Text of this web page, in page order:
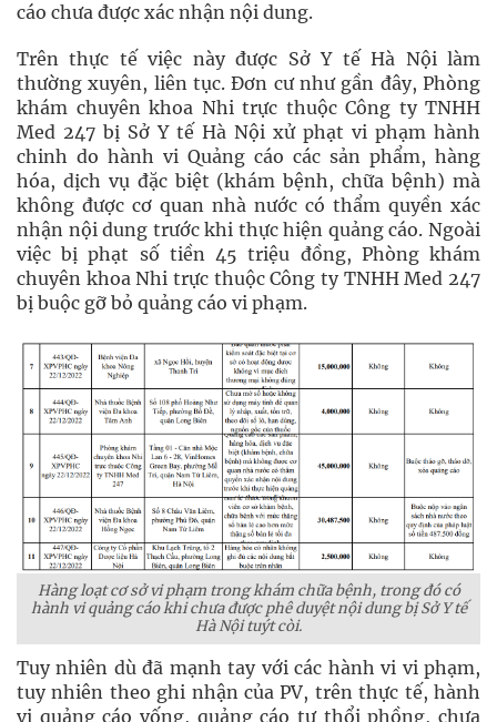
cáo chưa được xác nhận nội dung.
Trên thực tế việc này được Sở Y tế Hà Nội làm
thường xuyên, liên tục. Đơn cư như gần đây, Phòng
khám chuyên khoa Nhi trực thuộc Công ty TNHH
Med 247 bị Sở Y tế Hà Nội xử phạt vi phạm hành
chinh do hành vi Quảng cáo các sản phẩm, hàng
hóa, dịch vụ đặc biệt (khám bệnh, chữa bệnh) mà
không được cơ quan nhà nước có thẩm quyền xác
nhận nội dung trước khi thực hiện quảng cáo. Ngoài
việc bị phạt số tiền 45 triệu đồng, Phòng khám
chuyên khoa Nhi trực thuộc Công ty TNHH Med 247
bị buộc gỡ bỏ quảng cáo vi phạm.
Hàng loạt cơ sở vi phạm trong khám chữa bệnh, trong đó có
hành vi quảng cáo khi chưa được phê duyệt nội dung bị Sở Y tế
Hà Nội tuýt còi.
Tuy nhiên dù đã mạnh tay với các hành vi vi phạm,
tuy nhiên theo ghi nhận của PV, trên thực tế, hành
vi quảng cáo vống, quảng cáo tự thổi phồng, chưa